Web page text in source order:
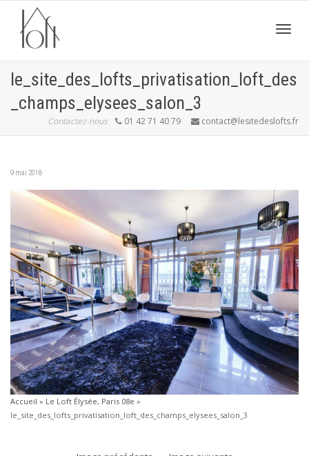
le_site_des_lofts_privatisation_loft_des
_champs_elysees_salon_3
Contactez-nous 01 42 71 40 79 contact@lesitedeslofts.fr
9 mai 2018
Accueil » Le Loft Élysée, Paris 08e »
le_site_des_lofts_privatisation_loft_des_champs_elysees_salon_3